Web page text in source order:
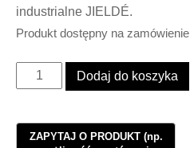
industrialne JIELDÉ.
Produkt dostępny na zamówienie
ilość
Oświetlenie
Industrialny
Dodaj do koszyka